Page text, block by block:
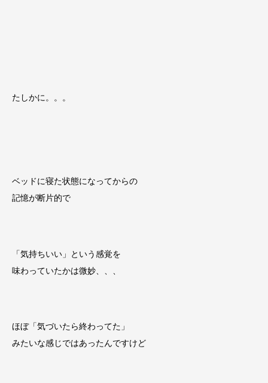
たしかに。。。
ベッドに寝た状態になってからの
記憶が断片的で
「気持ちいい」という感覚を
味わっていたかは微妙、、、
ほぼ「気づいたら終わってた」
みたいな感じではあったんですけど